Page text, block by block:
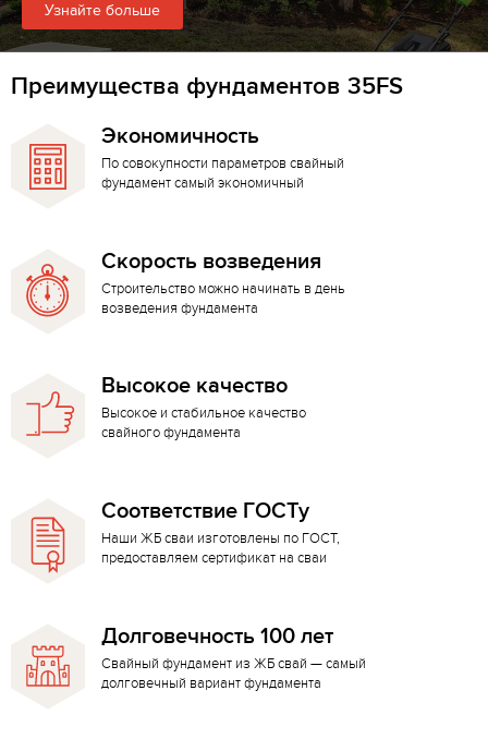
Узнайте больше
Преимущества фундаментов 35FS
Экономичность
По совокупности параметров свайный
фундамент самый экономичный
Скорость возведения
Строительство можно начинать в день
возведения фундамента
Высокое качество
Высокое и стабильное качество
свайного фундамента
Соответствие ГОСТу
Наши ЖБ сваи изготовлены по ГОСТ,
предоставляем сертификат на сваи
Долговечность 100 лет
Свайный фундамент из ЖБ свай — самый
долговечный вариант фундамента